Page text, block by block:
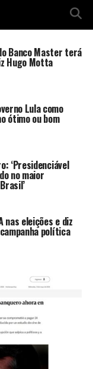
Banco Master terá
Hugo Motta
Lula como
ótimo ou bom
‘Presidenciável
no maior
nas eleições e diz
política